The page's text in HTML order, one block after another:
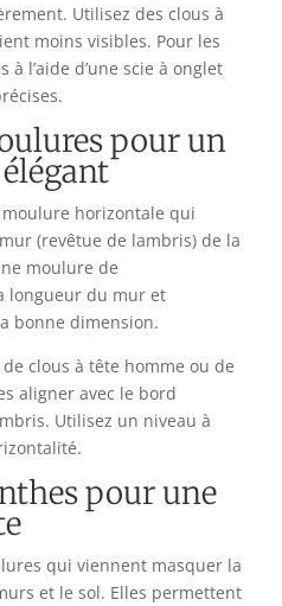
Utilisez des clous à
moins visibles. Pour les
l’aide d’une scie à onglet
pour un
horizontale qui
(revêtue de lambris) de la
moulure de
longueur du mur et
bonne dimension.
clous à tête homme ou de
aligner avec le bord
Utilisez un niveau à
pour une
qui viennent masquer la
et le sol. Elles permettent